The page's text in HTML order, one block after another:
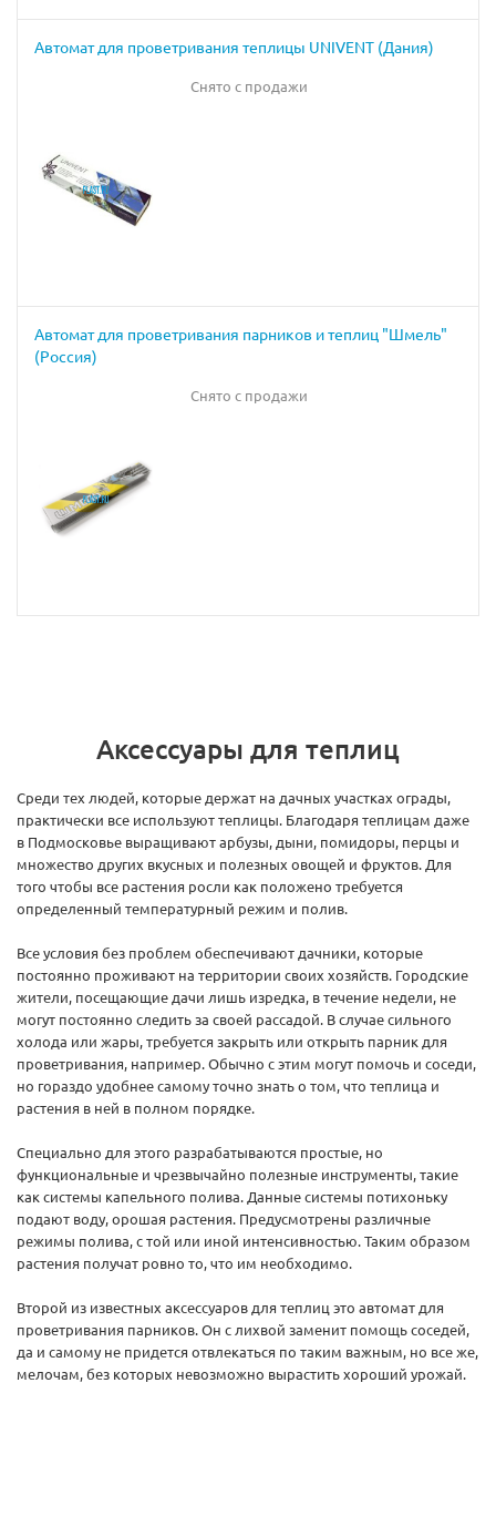
Автомат для проветривания теплицы UNIVENT (Дания)
Снято с продажи
Автомат для проветривания парников и теплиц "Шмель"
(Россия)
Снято с продажи
Аксессуары для теплиц
Среди тех людей, которые держат на дачных участках ограды,
практически все используют теплицы. Благодаря теплицам даже
в Подмосковье выращивают арбузы, дыни, помидоры, перцы и
множество других вкусных и полезных овощей и фруктов. Для
того чтобы все растения росли как положено требуется
определенный температурный режим и полив.
Все условия без проблем обеспечивают дачники, которые
постоянно проживают на территории своих хозяйств. Городские
жители, посещающие дачи лишь изредка, в течение недели, не
могут постоянно следить за своей рассадой. В случае сильного
холода или жары, требуется закрыть или открыть парник для
проветривания, например. Обычно с этим могут помочь и соседи,
но гораздо удобнее самому точно знать о том, что теплица и
растения в ней в полном порядке.
Специально для этого разрабатываются простые, но
функциональные и чрезвычайно полезные инструменты, такие
как системы капельного полива. Данные системы потихоньку
подают воду, орошая растения. Предусмотрены различные
режимы полива, с той или иной интенсивностью. Таким образом
растения получат ровно то, что им необходимо.
Второй из известных аксессуаров для теплиц это автомат для
проветривания парников. Он с лихвой заменит помощь соседей,
да и самому не придется отвлекаться по таким важным, но все же,
мелочам, без которых невозможно вырастить хороший урожай.